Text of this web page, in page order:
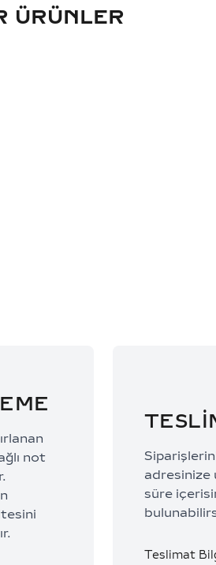
ÜRÜNLER
not
adresinize
süre
Teslimat